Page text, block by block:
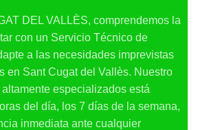
DEL VALLÈS, comprendemos la
con un Servicio Técnico de
a las necesidades imprevistas
en Sant Cugat del Vallès. Nuestro
especializados está
del día, los 7 días de la semana,
inmediata ante cualquier